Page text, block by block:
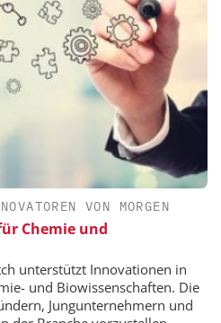
VON MORGEN
Chemie und
unterstützt Innovationen in
und Biowissenschaften. Die
Jungunternehmern und